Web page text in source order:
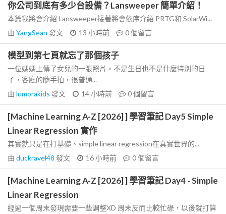
你公司到底有多少台設備？Lansweeper 簡單介紹！
本篇我將會介紹 Lansweeper接著將會依序介紹 PRTG和 SolarWi...
由 YangSean 發文 13 小時前 0個留言
模型到第七頁就忘了那個孩子
一位媽媽上傳了女兒的一張照片。不是生日也不是什麼特別的日
子，客廳的隨手拍，很普通...
由 lumorakids 發文 14 小時前 0個留言
[Machine Learning A-Z [2026] ] 學習筆記 Day5 Simple
Linear Regression 實作
其實就只是在打基礎、simple linear regression在真實世界的...
由 duckravel48 發文 16 小時前 0個留言
[Machine Learning A-Z [2026] ] 學習筆記 Day4 - Simple
Linear Regression
經過一個周末發現需要一些調整XD 周末反而比較忙碌，以後就打算